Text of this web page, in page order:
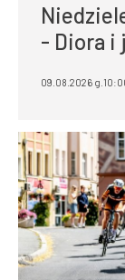
- Diora i
09.08.2026